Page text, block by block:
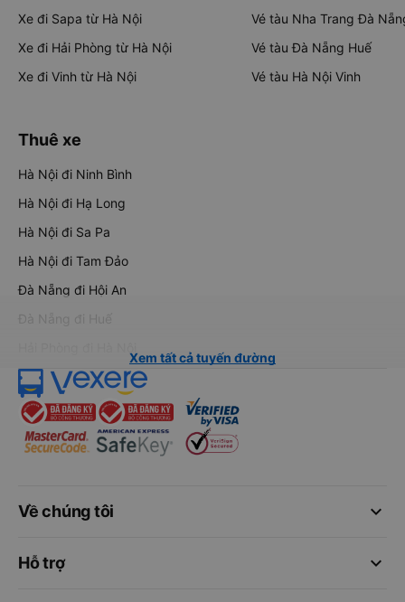
Xe đi Sapa từ Hà Nội
Xe đi Hải Phòng từ Hà Nội
Xe đi Vinh từ Hà Nội
Vé tàu Nha Trang Đà
Vé tàu Đà Nẵng Huế
Vé tàu Hà Nội Vinh
Thuê xe
Hà Nội đi Ninh Bình
Hà Nội đi Hạ Long
Hà Nội đi Sa Pa
Hà Nội đi Tam Đảo
Đà Nẵng đi Hội An
Đà Nẵng đi Huế
Xem tất cả tuyến đường
keyboard_arrow_down
Về chúng tôi
keyboard_arrow_down
Hỗ trợ